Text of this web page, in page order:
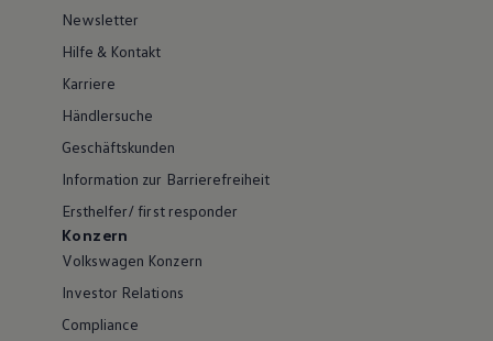
Newsletter
Hilfe & Kontakt
Karriere
Händlersuche
Geschäftskunden
Information zur Barrierefreiheit
Ersthelfer/ first responder
Konzern
Volkswagen Konzern
Investor Relations
Compliance